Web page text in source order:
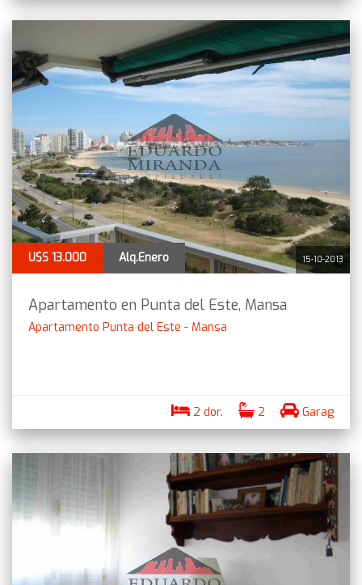
15-10-2013
U$S 13.000 Alq.Enero
Apartamento en Punta del Este, Mansa
Apartamento Punta del Este - Mansa
2 dor. 2 Garag